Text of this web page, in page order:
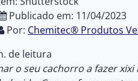
Publicado em: 11/04/2023
Por: Chemitec® Produtos
de leitura
o seu cachorro a fazer